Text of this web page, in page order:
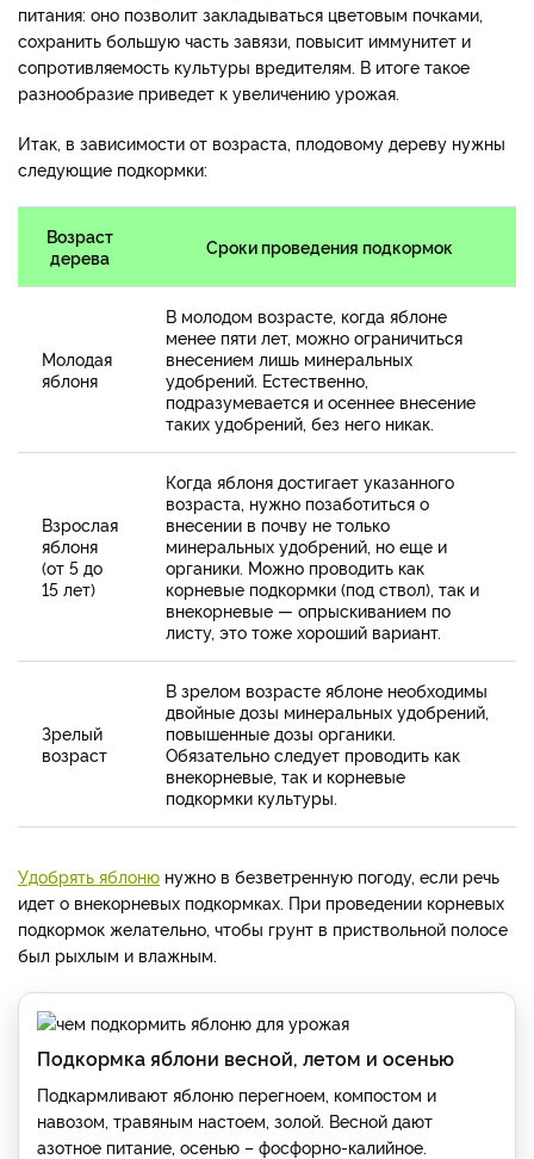
питания: оно позволит закладываться цветовым почками,
сохранить большую часть завязи, повысит иммунитет и
сопротивляемость культуры вредителям. В итоге такое
разнообразие приведет к увеличению урожая.
Итак, в зависимости от возраста, плодовому дереву нужны
следующие подкормки:
Возраст
дерева
Сроки проведения подкормок
Молодая
яблоня
В молодом возрасте, когда яблоне
менее пяти лет, можно ограничиться
внесением лишь минеральных
удобрений. Естественно,
подразумевается и осеннее внесение
таких удобрений, без него никак.
Взрослая
яблоня
(от 5 до
15 лет)
Когда яблоня достигает указанного
возраста, нужно позаботиться о
внесении в почву не только
минеральных удобрений, но еще и
органики. Можно проводить как
корневые подкормки (под ствол), так и
внекорневые — опрыскиванием по
листу, это тоже хороший вариант.
Зрелый
возраст
В зрелом возрасте яблоне необходимы
двойные дозы минеральных удобрений,
повышенные дозы органики.
Обязательно следует проводить как
внекорневые, так и корневые
подкормки культуры.
Удобрять яблоню нужно в безветренную погоду, если речь
идет о внекорневых подкормках. При проведении корневых
подкормок желательно, чтобы грунт в приствольной полосе
был рыхлым и влажным.
Подкормка яблони весной, летом и осенью
Подкармливают яблоню перегноем, компостом и
навозом, травяным настоем, золой. Весной дают
азотное питание, осенью – фосфорно-калийное.